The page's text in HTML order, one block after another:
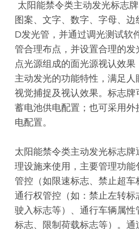
太阳能禁令类主动发光标志
图案、文字、数字、字母、边
D发光管，并通过调光测试软
管合理布点，并设置合理的发
点光源组成的面光源视认效果
主动发光的功能特性，满足人
视觉捕捉及视认效果。标志牌
蓄电池供电配置；也可采用外
电配置。
太阳能禁令类主动发光标志牌
理设施来使用，主要管理功能
管控（如限速标志、禁止超车
通行权管控（如：禁止左转标
驶入标志等）、通行车辆属性
标志、限制荷载标志等）。通